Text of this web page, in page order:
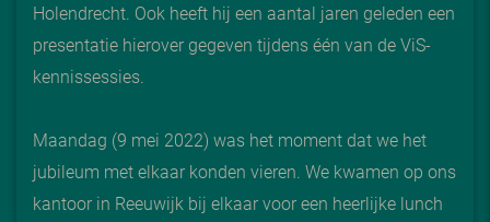
Holendrecht. Ook heeft hij een aantal jaren geleden een
presentatie hierover gegeven tijdens één van de ViS-
kennissessies.
Maandag (9 mei 2022) was het moment dat we het
jubileum met elkaar konden vieren. We kwamen op ons
kantoor in Reeuwijk bij elkaar voor een heerlijke lunch